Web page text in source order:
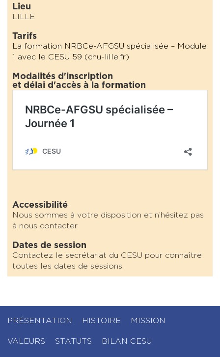
Lieu
LILLE
Tarifs
La formation NRBCe-AFGSU spécialisée – Module
1 avec le CESU 59 (chu-lille.fr)
Modalités d'inscription
et délai d'accès à la formation
Accessibilité
Nous sommes à votre disposition et n’hésitez pas
à nous contacter.
Dates de session
Contactez le secrétariat du CESU pour connaître
toutes les dates de sessions.
PRÉSENTATION HISTOIRE MISSION
VALEURS STATUTS BILAN CESU